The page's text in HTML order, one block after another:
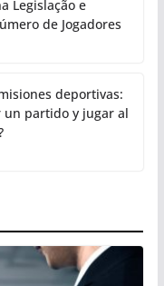
Legislação e
de Jogadores
deportivas:
un partido y jugar al